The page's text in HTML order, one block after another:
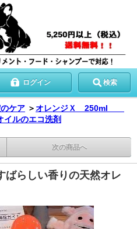
ログイン 検索
ケア ＞オレンジＸ 250ml
イルのエコ洗剤
次の商品へ
しい香りの天然オレ